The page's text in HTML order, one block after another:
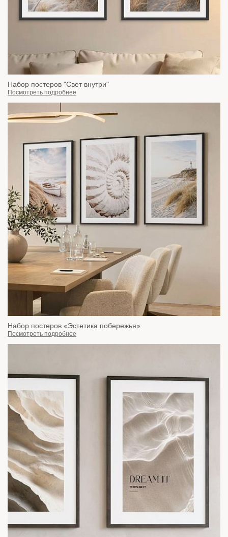
Набор постеров "Свет внутри"
Посмотреть подробнее
Набор постеров «Эстетика побережья»
Посмотреть подробнее